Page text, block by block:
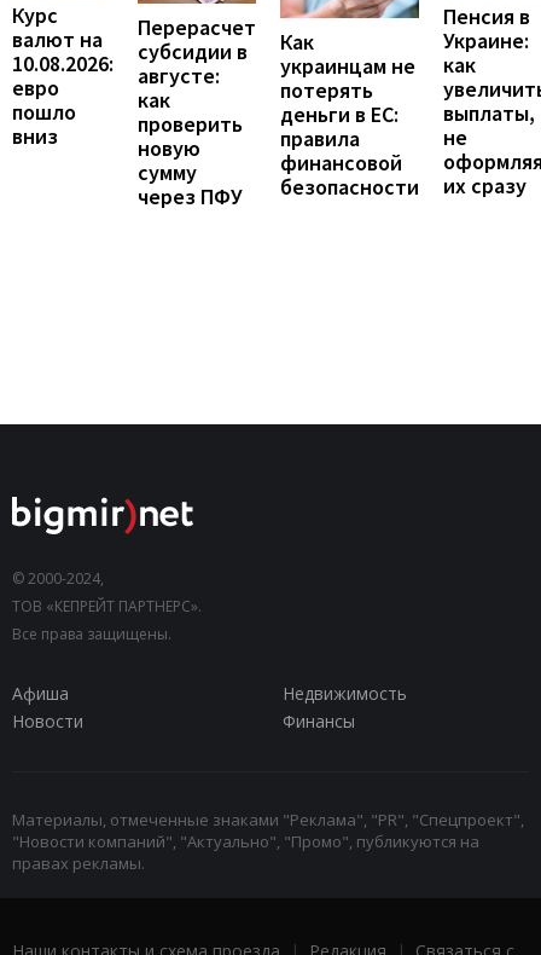
Курс
валют на
10.08.2026:
евро
пошло
вниз
Перерасчет
субсидии в
августе:
как
проверить
новую
сумму
через ПФУ
Как
украинцам не
потерять
деньги в ЕС:
правила
финансовой
безопасности
Пенсия в
Украине:
как
выплаты,
не
их сразу
© 2000-2024,
ТОВ «КЕПРЕЙТ ПАРТНЕРС».
Все права защищены.
Афиша
Недвижимость
Новости
Финансы
Материалы, отмеченные знаками "Реклама", "PR", "Спецпроект",
"Новости компаний", "Актуально", "Промо", публикуются на
правах рекламы.